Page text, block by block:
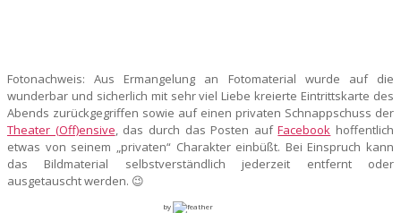
Fotonachweis: Aus Ermangelung an Fotomaterial wurde auf die
wunderbar und sicherlich mit sehr viel Liebe kreierte Eintrittskarte des
Abends zurückgegriffen sowie auf einen privaten Schnappschuss der
Theater (Off)ensive, das durch das Posten aufFacebook hoffentlich
etwas von seinem „privaten“ Charakter einbüßt. Bei Einspruch kann
das Bildmaterial selbstverständlich jederzeit entfernt oder
ausgetauscht werden. 😉
by